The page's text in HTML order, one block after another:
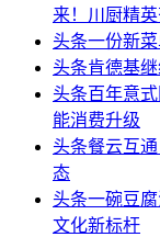
来！川厨精
头条一份新
头条肯德基
头条百年意
能消费升级
头条餐云互
态
头条一碗豆
文化新标杆